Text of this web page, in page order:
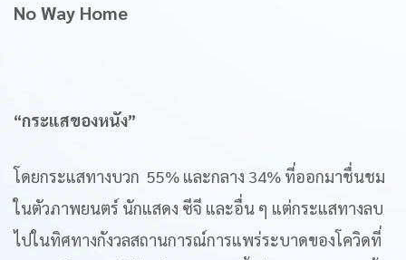
No Way Home
“กระแสของหนัง”
โดยกระแสทางบวก 55% และกลาง 34% ที่ออกมาชื่นชม
ในตัวภาพยนตร์ นักแสดง ซีจี และอื่น ๆ แต่กระแสทางลบ
ไปในทิศทางกังวลสถานการณ์การแพร่ระบาดของโควิดที่